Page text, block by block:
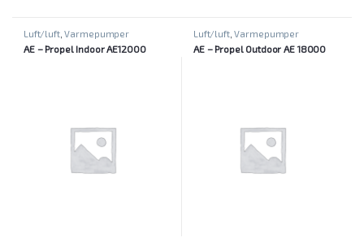
Luft/luft,Varmepumper
AE – Propel Indoor AE12000
Luft/luft,Varmepumper
AE – Propel Outdoor AE 18000